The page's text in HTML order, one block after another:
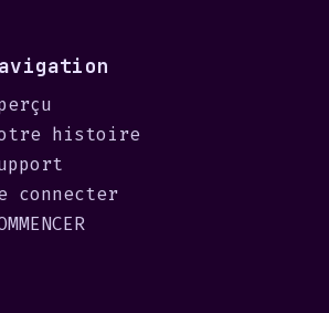
histoire
connecter